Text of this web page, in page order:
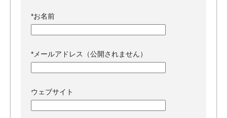
*お名前
* メールアドレス（公開されません）
ウェブサイト